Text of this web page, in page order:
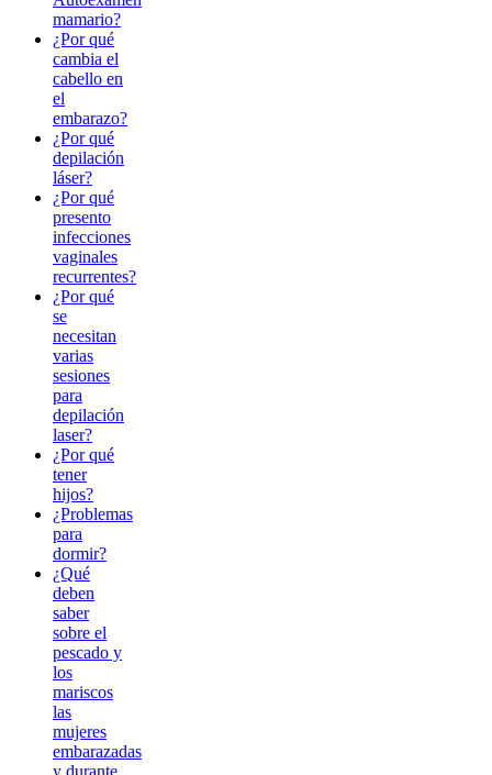
mamario?
¿Por qué
cambia el
cabello en
el
embarazo?
¿Por qué
depilación
láser?
¿Por qué
presento
infecciones
vaginales
recurrentes?
¿Por qué
se
necesitan
varias
sesiones
para
depilación
laser?
¿Por qué
tener
hijos?
¿Problemas
para
dormir?
¿Qué
deben
saber
sobre el
pescado y
los
mariscos
las
mujeres
embarazadas
y durante